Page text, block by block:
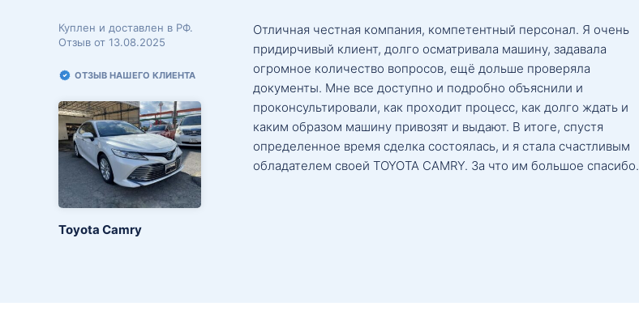
Куплен и доставлен в РФ.
Отзыв от 13.08.2025
ОТЗЫВ НАШЕГО КЛИЕНТА
Toyota Camry
Отличная честная компания, компетентный персонал. Я очень
придирчивый клиент, долго осматривала машину, задавала
огромное количество вопросов, ещё дольше проверяла
документы. Мне все доступно и подробно объяснили и
проконсультировали, как проходит процесс, как долго ждать и
каким образом машину привозят и выдают. В итоге, спустя
определенное время сделка состоялась, и я стала счастливым
обладателем своей TOYOTA CAMRY. За что им большое спасибо.